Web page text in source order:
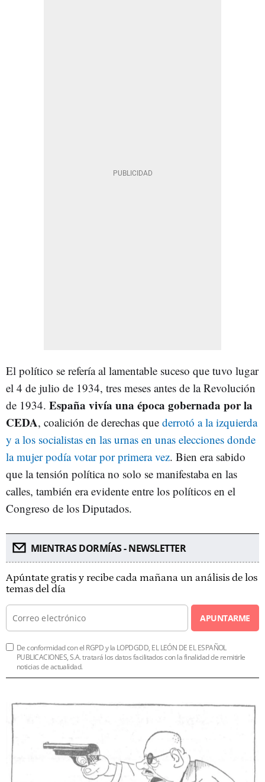
El político se refería al lamentable suceso que tuvo lugar
el 4 de julio de 1934, tres meses antes de la Revolución
de 1934. España vivía una época gobernada por la
CEDA, coalición de derechas que derrotó a la izquierda
y a los socialistas en las urnas en unas elecciones donde
la mujer podía votar por primera vez. Bien era sabido
que la tensión política no solo se manifestaba en las
calles, también era evidente entre los políticos en el
Congreso de los Diputados.
MIENTRAS DORMÍAS - NEWSLETTER
Apúntate gratis y recibe cada mañana un análisis de los
temas del día
APUNTARME
De conformidad con el RGPD y la LOPDGDD, EL LEÓN DE EL ESPAÑOL
PUBLICACIONES, S.A. tratará los datos facilitados con la finalidad de remitirle
noticias de actualidad.